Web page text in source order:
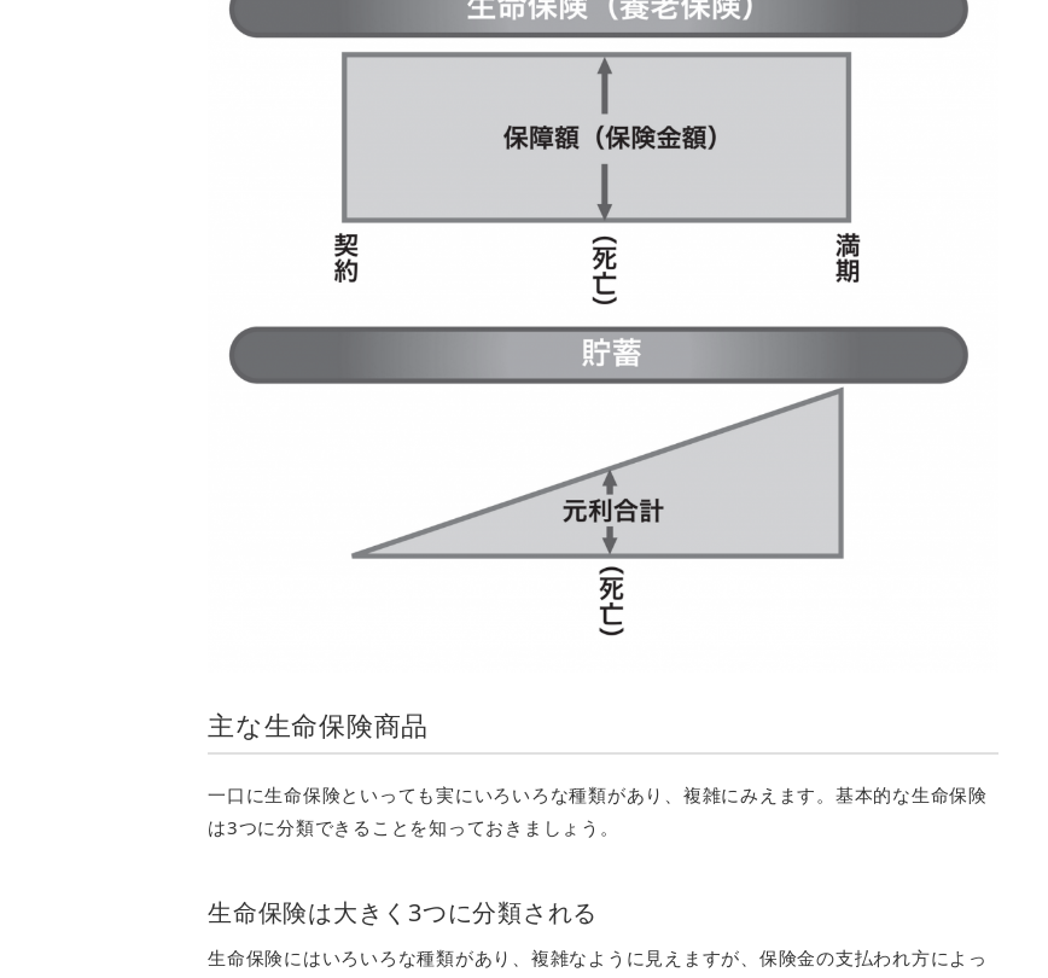
主な生命保険商品
一口に生命保険といっても実にいろいろな種類があり、複雑にみえます。基本的な生命保険
は3つに分類できることを知っておきましょう。
生命保険は大きく3つに分類される
生命保険にはいろいろな種類があり、複雑なように見えますが、保険金の支払われ方によっ